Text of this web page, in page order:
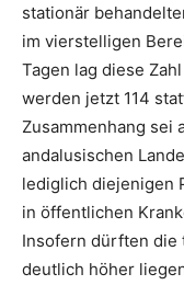
stationär
im vierstelligen
Tagen lag diese
werden jetzt 114
Zusammenhang sei
andalusischen
lediglich diejenigen
in öffentlichen
Insofern dürften die
deutlich höher